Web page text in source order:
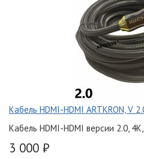
Кабель HDMI-HDMI ARTKRON, V
Кабель HDMI-HDMI версии 2.0,
3 000 ₽